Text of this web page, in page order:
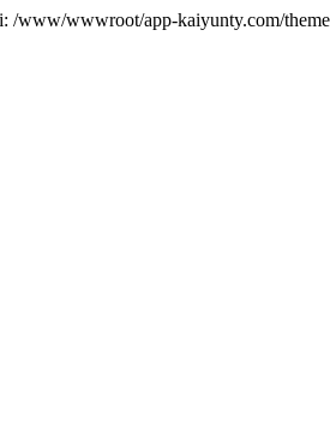
/www/wwwroot/app-kaiyunty.com/